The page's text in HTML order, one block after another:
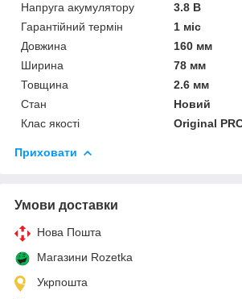
Напруга акумулятору
3.8 В
Гарантійний термін
1 міс
Довжина
160 мм
Ширина
78 мм
Товщина
2.6 мм
Стан
Новий
Клас якості
Original
Приховати
Умови доставки
Нова Пошта
Магазини Rozetka
Укрпошта